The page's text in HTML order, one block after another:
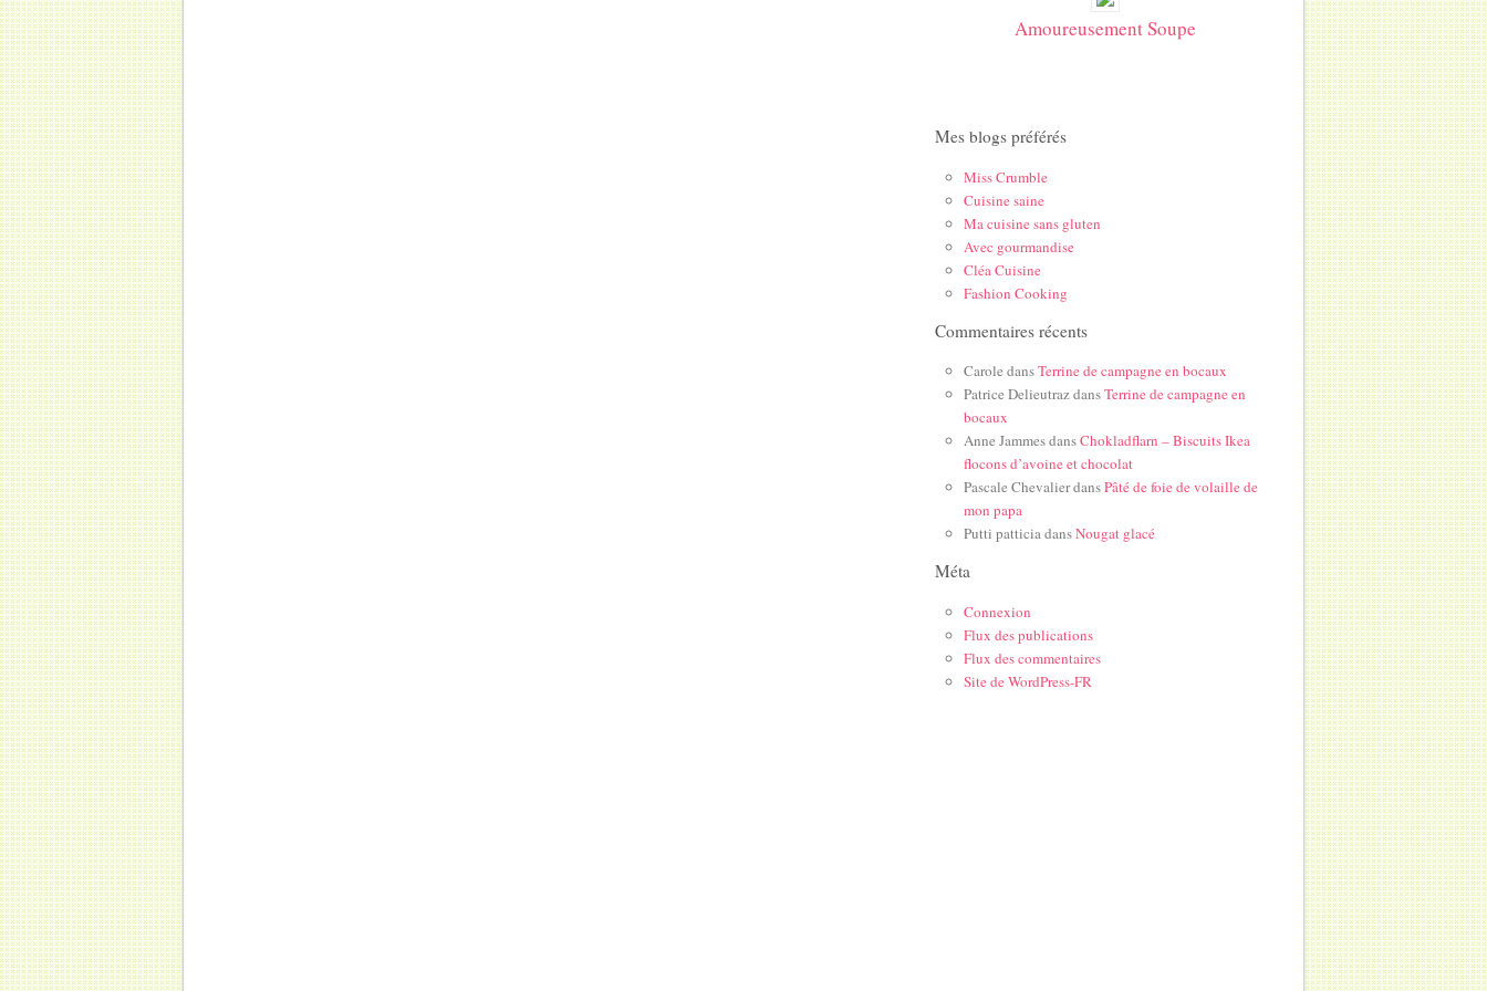
Amoureusement Soupe
Mes blogs préférés
Miss Crumble
Cuisine saine
Ma cuisine sans gluten
Avec gourmandise
Cléa Cuisine
Fashion Cooking
Commentaires récents
Carole dansTerrine de campagne en bocaux
Patrice DelieutrazdansTerrine de campagne en
bocaux
Anne JammesdansChokladflarn – Biscuits Ikea
flocons d’avoine et chocolat
Pascale ChevalierdansPâté de foie de volaille de
mon papa
Putti patticiadansNougat glacé
Méta
Connexion
Flux des publications
Flux des commentaires
Site de WordPress-FR